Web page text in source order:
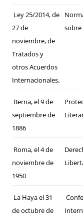
Ley 25/2014, de
27 de
noviembre, de
Tratados y
otros Acuerdos
Internacionales.
sobre
Berna, el 9 de
septiembre de
1886
Roma, el 4 de
noviembre de
1950
La Haya el 31
de octubre de